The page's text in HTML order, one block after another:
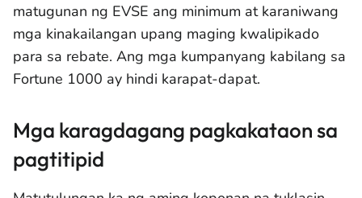
matugunan ng EVSE ang minimum at karaniwang
mga kinakailangan upang maging kwalipikado
para sa rebate. Ang mga kumpanyang kabilang sa
Fortune 1000 ay hindi karapat-dapat.
Mga karagdagang pagkakataon sa
pagtitipid